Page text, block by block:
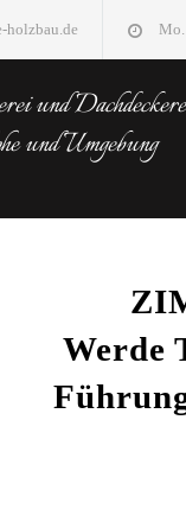
holzbau.de
und
und Umgebung
Werde